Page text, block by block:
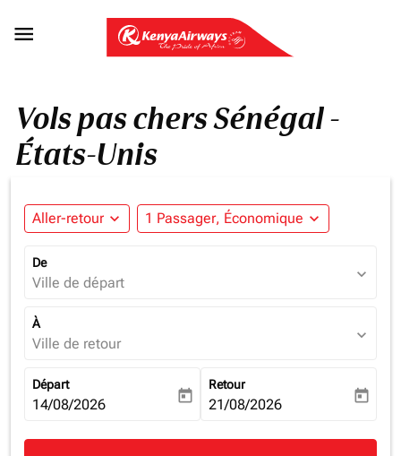

Vols pas chers Sénégal -
États-Unis
Aller-retour expand_more 1 Passager, Économique expand_more
De
Ville de départ expand_more
À
Ville de retour expand_more
Départ
fc-booking-departure-date-aria-label
14/08/2026 today
Retour
fc-booking-return-date-aria-
21/08/2026 today